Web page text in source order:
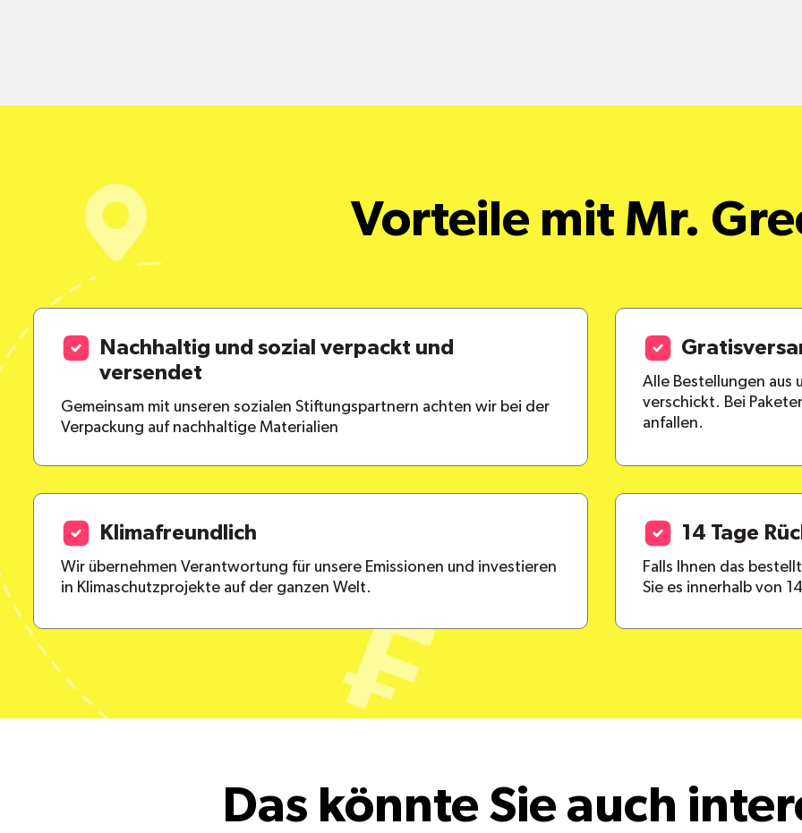
Vorteile mit Mr.
Nachhaltig und sozial verpackt und
versendet
Gemeinsam mit unseren sozialen Stiftungspartnern achten wir bei der
Verpackung auf nachhaltige Materialien
Alle Bestellungen aus
verschickt. Bei
anfallen.
Klimafreundlich
Wir übernehmen Verantwortung für unsere Emissionen und investieren
in Klimaschutzprojekte auf der ganzen Welt.
14 Tage
Falls Ihnen das
Sie es innerhalb von
Das könnte Sie auch